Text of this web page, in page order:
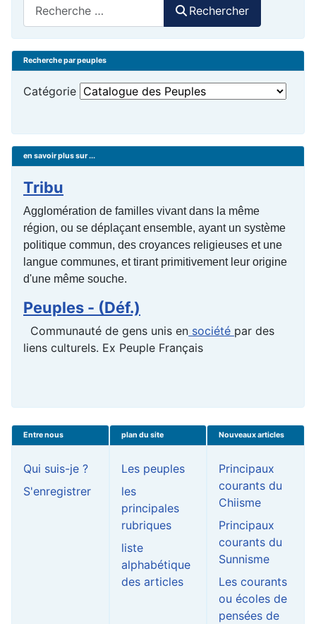
Rechercher
Recherche par peuples
Catégorie
en savoir plus sur ...
Tribu
Agglomération de familles vivant dans la même
région, ou se déplaçant ensemble, ayant un système
politique commun, des croyances religieuses et une
langue communes, et tirant primitivement leur origine
d'une même souche.
Peuples - (Déf.)
Communauté de gens unis en société par des
liens culturels. Ex Peuple Français
Entre nous
Qui suis-je ?
S'enregistrer
plan du site
Les peuples
les
principales
rubriques
liste
alphabétique
des articles
Nouveaux articles
Principaux
courants du
Chiisme
Principaux
courants du
Sunnisme
Les courants
ou écoles de
pensées de